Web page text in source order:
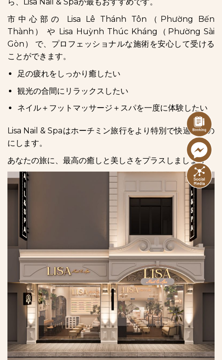
市中心部の Lisa Lê Thánh Tôn（Phường Bến
Thành） や Lisa Huỳnh Thúc Kháng（Phường Sài
Gòn） で、プロフェッショナルな施術を安心して受ける
ことができます。
足の疲れをしっかり癒したい
観光の合間にリラックスしたい
ネイル＋フットマッサージ＋スパを一度に体験したい
Lisa Nail & Spaはホーチミン旅行をより特別で快適なもの
にします。
あなたの旅に、最高の癒しと美しさをプラスしましょう